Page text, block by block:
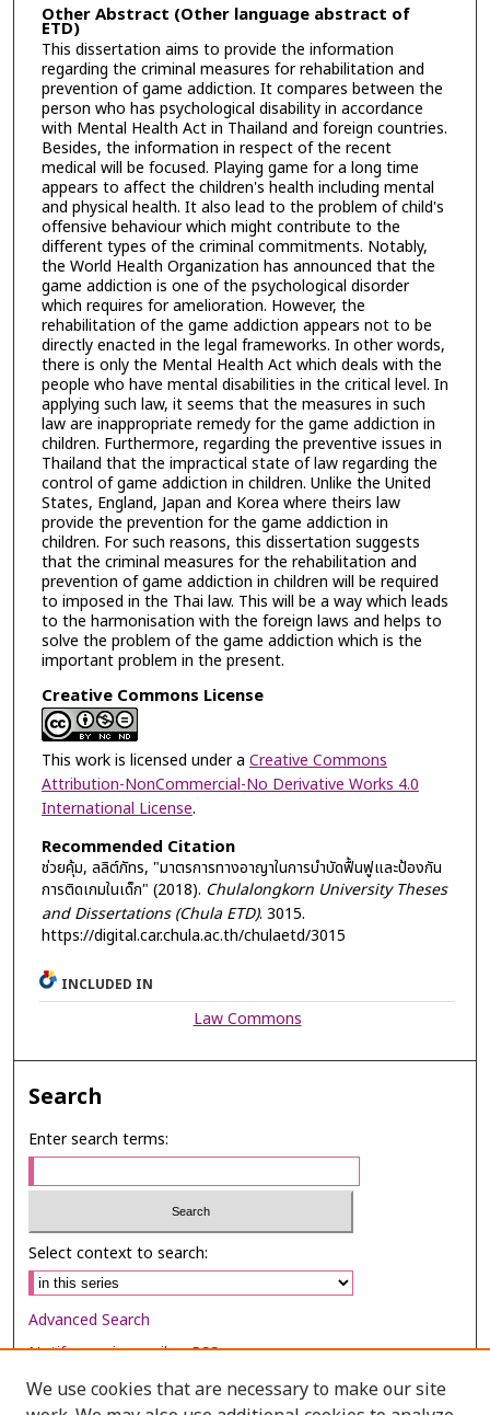
Other Abstract (Other language abstract of
ETD)
This dissertation aims to provide the information
regarding the criminal measures for rehabilitation and
prevention of game addiction. It compares between the
person who has psychological disability in accordance
with Mental Health Act in Thailand and foreign countries.
Besides, the information in respect of the recent
medical will be focused. Playing game for a long time
appears to affect the children's health including mental
and physical health. It also lead to the problem of child's
offensive behaviour which might contribute to the
different types of the criminal commitments. Notably,
the World Health Organization has announced that the
game addiction is one of the psychological disorder
which requires for amelioration. However, the
rehabilitation of the game addiction appears not to be
directly enacted in the legal frameworks. In other words,
there is only the Mental Health Act which deals with the
people who have mental disabilities in the critical level. In
applying such law, it seems that the measures in such
law are inappropriate remedy for the game addiction in
children. Furthermore, regarding the preventive issues in
Thailand that the impractical state of law regarding the
control of game addiction in children. Unlike the United
States, England, Japan and Korea where theirs law
provide the prevention for the game addiction in
children. For such reasons, this dissertation suggests
that the criminal measures for the rehabilitation and
prevention of game addiction in children will be required
to imposed in the Thai law. This will be a way which leads
to the harmonisation with the foreign laws and helps to
solve the problem of the game addiction which is the
important problem in the present.
Creative Commons License
This work is licensed under a Creative Commons
Attribution-NonCommercial-No Derivative Works 4.0
International License.
Recommended Citation
ช่วยคุ้ม, ลลิต์ภัทร, "มาตรการทางอาญาในการบำบัดฟื้นฟูและป้องกัน
การติดเกมในเด็ก" (2018). Chulalongkorn University Theses
and Dissertations (Chula ETD). 3015.
https://digital.car.chula.ac.th/chulaetd/3015
INCLUDED IN
Law Commons
Search
Enter search terms:
Select context to search:
Advanced Search
Notify me via email orRSS
Browse
We use cookies that are necessary to make our site